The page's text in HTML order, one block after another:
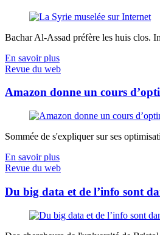
Bachar Al-Assad préfère les huis clos.
En savoir plus
Revue du web
Amazon donne un cours
Sommée de s'expliquer sur ses
En savoir plus
Revue du web
Du big data et de l’info sont